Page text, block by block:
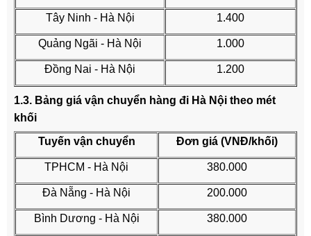
Tây Ninh - Hà Nội 1.400
Quảng Ngãi - Hà Nội 1.000
Đồng Nai - Hà Nội 1.200
1.3. Bảng giá vận chuyển hàng đi Hà Nội theo mét
khối
Tuyến vận chuyển
Đơn giá (VNĐ/khối)
TPHCM - Hà Nội 380.000
Đà Nẵng - Hà Nội 200.000
Bình Dương - Hà Nội 380.000